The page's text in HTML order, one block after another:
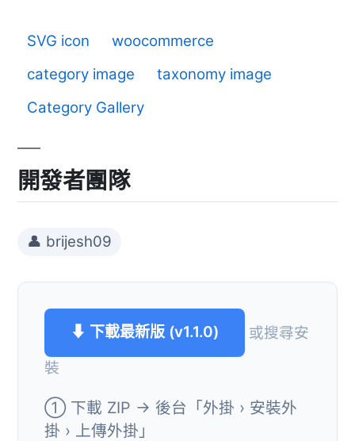
SVG icon
woocommerce
category image
taxonomy image
Category Gallery
開發者團隊
👤 brijesh09
⬇ 下載最新版 (v1.1.0)
或搜尋安
裝
① 下載 ZIP → 後台「外掛 › 安裝外
掛 › 上傳外掛」